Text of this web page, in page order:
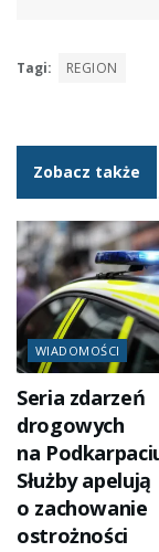
Tagi: REGION
Zobacz także
WIADOMOŚCI
Seria zdarzeń
drogowych
na
Służby apelują
o zachowanie
ostrożności